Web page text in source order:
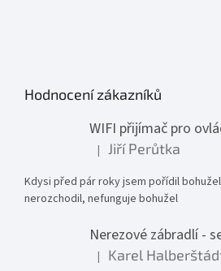
Hodnocení zákazníků
WIFI přijímač pro
Hodnocení produktu je 1 z
| Jiří Perůtka
Kdysi před pár roky jsem pořídil
nerozchodil, nefunguje bohužel
Hodnocení produktu je 5 z
| Karel